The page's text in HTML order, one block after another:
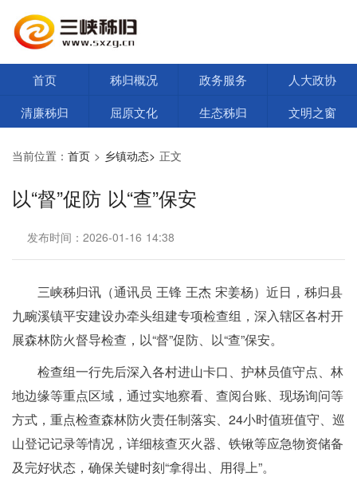
首页 秭归概况 政务服务
人大政协
清廉秭归
屈原文化 生态秭归 文明之窗
当前位置： 首页 > 乡镇动态> 正文
以“督”促防 以“查”保安
发布时间：2026-01-16 14:38
三峡秭归讯（通讯员 王锋 王杰 宋姜杨）近日，秭归县
九畹溪镇平安建设办牵头组建专项检查组，深入辖区各村开
展森林防火督导检查，以“督”促防、以“查”保安。
检查组一行先后深入各村进山卡口、护林员值守点、林
地边缘等重点区域，通过实地察看、查阅台账、现场询问等
方式，重点检查森林防火责任制落实、24小时值班值守、巡
山登记记录等情况，详细核查灭火器、铁锹等应急物资储备
及完好状态，确保关键时刻“拿得出、用得上”。